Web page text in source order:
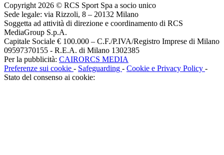
Copyright 2026 © RCS Sport Spa a socio unico
Sede legale: via Rizzoli, 8 – 20132 Milano
Soggetta ad attività di direzione e coordinamento di RCS
MediaGroup S.p.A.
Capitale Sociale € 100.000 – C.F./P.IVA/Registro Imprese di Milano
09597370155 - R.E.A. di Milano 1302385
Per la pubblicità: CAIRORCS MEDIA
Preferenze sui cookie - Safeguarding - Cookie e Privacy Policy -
Stato del consenso ai cookie: